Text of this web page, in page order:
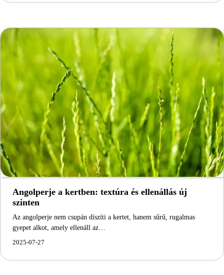
Angolperje a kertben: textúra és ellenállás új
szinten
Az angolperje nem csupán díszíti a kertet, hanem sűrű, rugalmas
gyepet alkot, amely ellenáll az…
2025-07-27